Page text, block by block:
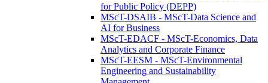
for Public Policy (DEPP)
MScT-DSAIB - MScT-Data Science and
AI for Business
MScT-EDACF - MScT-Economics, Data
Analytics and Corporate Finance
MScT-EESM - MScT-Environmental
Engineering and Sustainability